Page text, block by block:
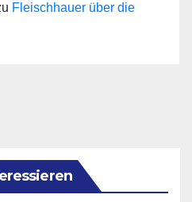
Fleischhauer über die